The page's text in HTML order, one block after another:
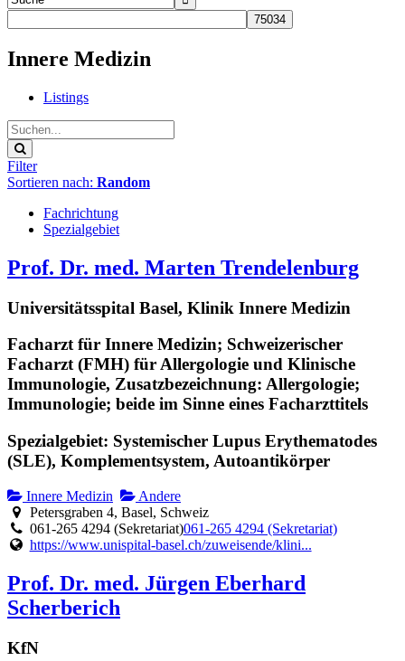
Innere Medizin
Listings
Filter
Sortieren nach: Random
Fachrichtung
Spezialgebiet
Prof. Dr. med. Marten Trendelenburg
Universitätsspital Basel, Klinik Innere Medizin
Facharzt für Innere Medizin; Schweizerischer
Facharzt (FMH) für Allergologie und Klinische
Immunologie, Zusatzbezeichnung: Allergologie;
Immunologie; beide im Sinne eines Facharzttitels
Spezialgebiet: Systemischer Lupus Erythematodes
(SLE), Komplementsystem, Autoantikörper
Innere Medizin
Andere
Petersgraben 4, Basel, Schweiz
061-265 4294 (Sekretariat)061-265 4294 (Sekretariat)
https://www.unispital-basel.ch/zuweisende/klini...
Prof. Dr. med. Jürgen Eberhard
Scherberich
KfN